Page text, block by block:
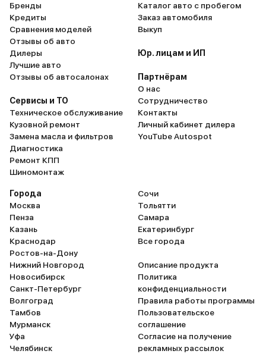
Бренды
Кредиты
Сравнения моделей
Отзывы об авто
Дилеры
Лучшие авто
Отзывы об автосалонах
Сервисы и ТО
Техническое обслуживание
Кузовной ремонт
Замена масла и фильтров
Диагностика
Ремонт КПП
Шиномонтаж
Каталог авто с пробегом
Заказ автомобиля
Выкуп
Юр. лицам и ИП
Партнёрам
О нас
Сотрудничество
Контакты
Личный кабинет дилера
YouTube Autospot
Города
Москва
Пенза
Казань
Краснодар
Ростов-на-Дону
Нижний Новгород
Новосибирск
Санкт-Петербург
Волгоград
Тамбов
Мурманск
Уфа
Челябинск
Сочи
Тольятти
Самара
Екатеринбург
Все города
Описание продукта
Политика
конфиденциальности
Правила работы программы
Пользовательское
соглашение
Согласие на получение
рекламных рассылок